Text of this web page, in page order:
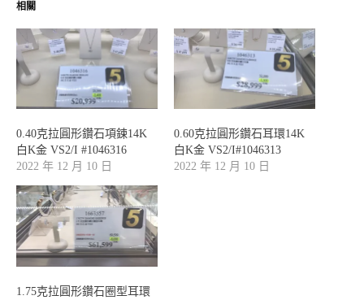
相關
0.40克拉圓形鑽石項鍊14K
白K金 VS2/I #1046316
2022 年 12 月 10 日
0.60克拉圓形鑽石耳環14K
白K金 VS2/I#1046313
2022 年 12 月 10 日
1.75克拉圓形鑽石圈型耳環